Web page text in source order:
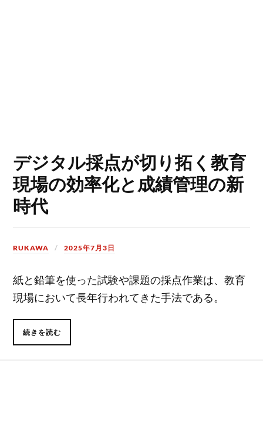
デジタル採点が切り拓く教育
現場の効率化と成績管理の新
時代
RUKAWA 2025年7月3日
紙と鉛筆を使った試験や課題の採点作業は、教育
現場において長年行われてきた手法である。
続きを読む